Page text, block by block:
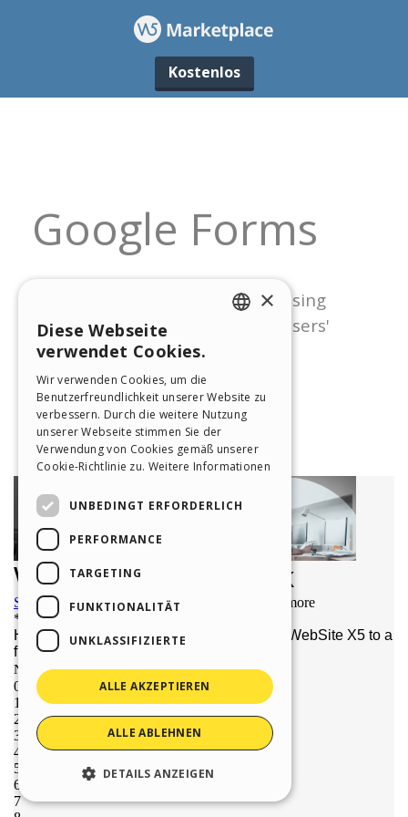
Kostenlos
GERMAN
SPANISH
PORTUGUESE
×
Diese Webseite
verwendet Cookies.
Wir verwenden Cookies, um die
Benutzerfreundlichkeit unserer Website zu
verbessern. Durch die weitere Nutzung
unserer Webseite stimmen Sie der
Verwendung von Cookies gemäß unserer
Cookie-Richtlinie zu. Weitere Informationen
UNBEDINGT ERFORDERLICH
PERFORMANCE
TARGETING
FUNKTIONALITÄT
UNKLASSIFIZIERTE
ALLE AKZEPTIEREN
ALLE ABLEHNEN
DETAILS ANZEIGEN